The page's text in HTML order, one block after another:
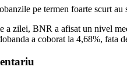
pe termen foarte scurt
a zilei, BNR a afisat un nivel
a coborat la 4,68%, fata